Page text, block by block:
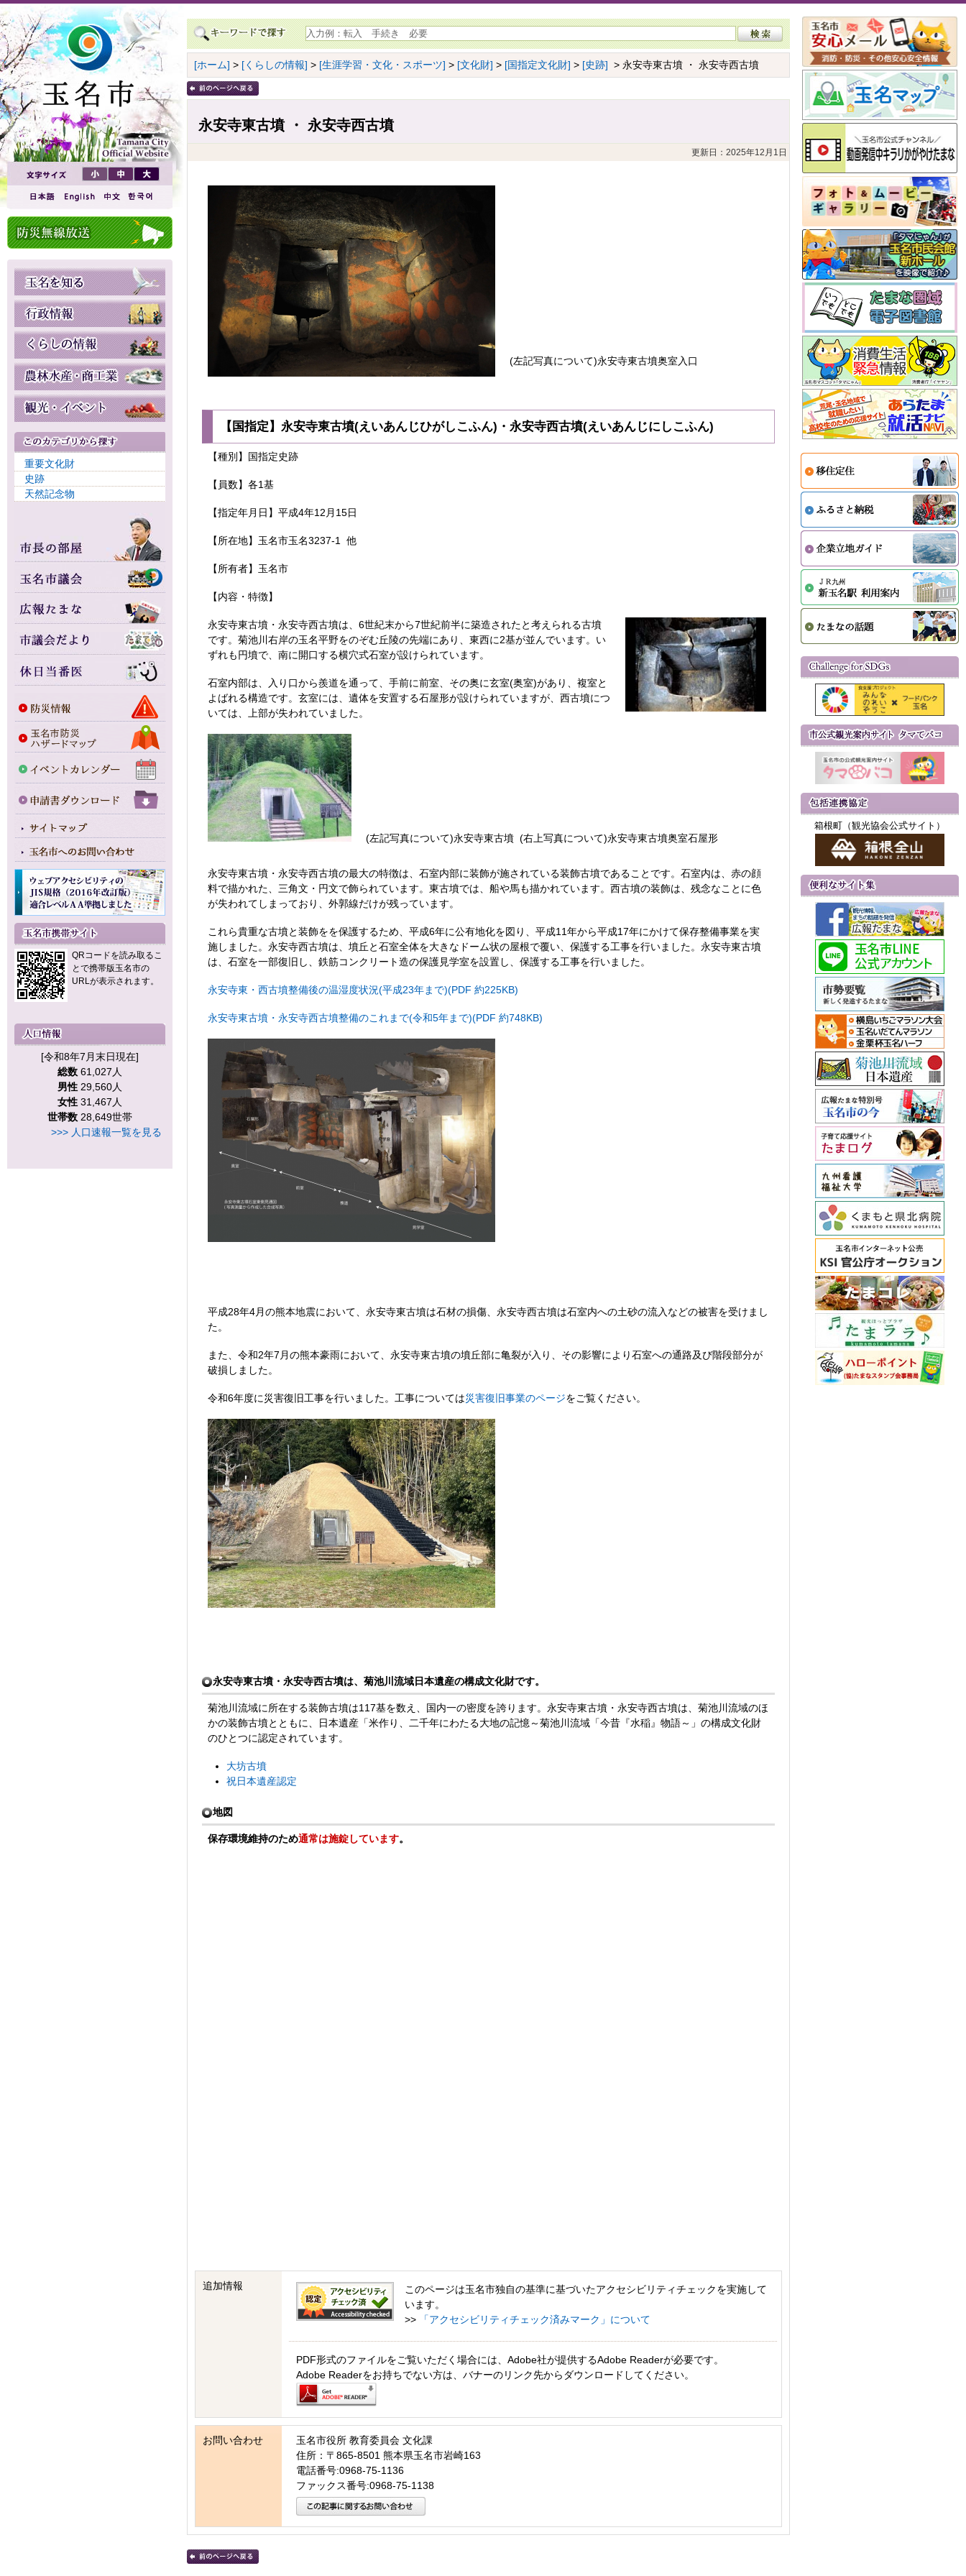
重要文化財
史跡
天然記念物
QRコードを読み取るこ
とで携帯版玉名市の
URLが表示されます。
[令和8年7月末日現在]
総数 61,027人
男性 29,560人
女性 31,467人
世帯数 28,649世帯
>>> 人口速報一覧を見る
[ホーム] > [くらしの情報] > [生涯学習・文化・スポーツ] > [文化財] > [国指定文化財] > [史跡] > 永安寺東古墳 ・ 永安寺西古墳
永安寺東古墳 ・ 永安寺西古墳
更新日：2025年12月1日
(左記写真について)永安寺東古墳奥室入口
【国指定】永安寺東古墳(えいあんじひがしこふん)・永安寺西古墳(えいあんじにしこふん)
【種別】国指定史跡
【員数】各1基
【指定年月日】平成4年12月15日
【所在地】玉名市玉名3237-1 他
【所有者】玉名市
【内容・特徴】
永安寺東古墳・永安寺西古墳は、6世紀末から7世紀前半に築造されたと考えられる古墳
です。菊池川右岸の玉名平野をのぞむ丘陵の先端にあり、東西に2基が並んでいます。い
ずれも円墳で、南に開口する横穴式石室が設けられています。
石室内部は、入り口から羨道を通って、手前に前室、その奥に玄室(奥室)があり、複室と
よばれる構造です。玄室には、遺体を安置する石屋形が設けられていますが、西古墳につ
いては、上部が失われていました。
(左記写真について)永安寺東古墳 (右上写真について)永安寺東古墳奥室石屋形
永安寺東古墳・永安寺西古墳の最大の特徴は、石室内部に装飾が施されている装飾古墳であることです。石室内は、赤の顔
料で描かれた、三角文・円文で飾られています。東古墳では、船や馬も描かれています。西古墳の装飾は、残念なことに色
が失われてしまっており、外郭線だけが残っています。
これら貴重な古墳と装飾をを保護するため、平成6年に公有地化を図り、平成11年から平成17年にかけて保存整備事業を実
施しました。永安寺西古墳は、墳丘と石室全体を大きなドーム状の屋根で覆い、保護する工事を行いました。永安寺東古墳
は、石室を一部復旧し、鉄筋コンクリート造の保護見学室を設置し、保護する工事を行いました。
永安寺東・西古墳整備後の温湿度状況(平成23年まで)(PDF 約225KB)
永安寺東古墳・永安寺西古墳整備のこれまで(令和5年まで)(PDF 約748KB)
平成28年4月の熊本地震において、永安寺東古墳は石材の損傷、永安寺西古墳は石室内への土砂の流入などの被害を受けまし
た。
また、令和2年7月の熊本豪雨において、永安寺東古墳の墳丘部に亀裂が入り、その影響により石室への通路及び階段部分が
破損しました。
令和6年度に災害復旧工事を行いました。工事については災害復旧事業のページをご覧ください。
永安寺東古墳・永安寺西古墳は、菊池川流域日本遺産の構成文化財です。
菊池川流域に所在する装飾古墳は117基を数え、国内一の密度を誇ります。永安寺東古墳・永安寺西古墳は、菊池川流域のほ
かの装飾古墳とともに、日本遺産「米作り、二千年にわたる大地の記憶～菊池川流域「今昔『水稲』物語～」の構成文化財
のひとつに認定されています。
大坊古墳
祝日本遺産認定
地図
保存環境維持のため通常は施錠しています。
追加情報
このページは玉名市独自の基準に基づいたアクセシビリティチェックを実施して
います。
>>
「アクセシビリティチェック済みマーク」について
PDF形式のファイルをご覧いただく場合には、Adobe社が提供するAdobe Readerが必要です。
Adobe Readerをお持ちでない方は、バナーのリンク先からダウンロードしてください。
お問い合わせ
玉名市役所 教育委員会 文化課
住所：〒865-8501 熊本県玉名市岩崎163
電話番号:0968-75-1136
ファックス番号:0968-75-1138
箱根町（観光協会公式サイト）